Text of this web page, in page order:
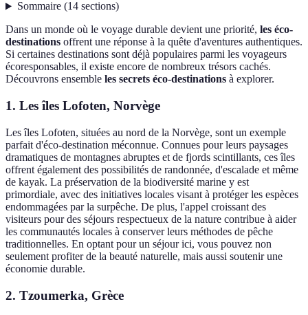
Sommaire(14 sections)
Dans un monde où le voyage durable devient une priorité, les éco-
destinations offrent une réponse à la quête d'aventures authentiques.
Si certaines destinations sont déjà populaires parmi les voyageurs
écoresponsables, il existe encore de nombreux trésors cachés.
Découvrons ensemble les secrets éco-destinations à explorer.
1. Les îles Lofoten, Norvège
Les îles Lofoten, situées au nord de la Norvège, sont un exemple
parfait d'éco-destination méconnue. Connues pour leurs paysages
dramatiques de montagnes abruptes et de fjords scintillants, ces îles
offrent également des possibilités de randonnée, d'escalade et même
de kayak. La préservation de la biodiversité marine y est
primordiale, avec des initiatives locales visant à protéger les espèces
endommagées par la surpêche. De plus, l'appel croissant des
visiteurs pour des séjours respectueux de la nature contribue à aider
les communautés locales à conserver leurs méthodes de pêche
traditionnelles. En optant pour un séjour ici, vous pouvez non
seulement profiter de la beauté naturelle, mais aussi soutenir une
économie durable.
2. Tzoumerka, Grèce